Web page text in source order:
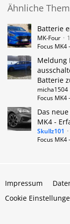
Ähnliche
Batterie
MK-Four
Focus
Meldung
Batterie
micha1504
Focus
Das
MK4 -
Skullz101
Focus
Impressum
Cookie